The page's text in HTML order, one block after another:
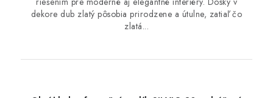
dekore dub zlatý pôsobia prirodzene a útulne, zatiaľ čo
zlatá...